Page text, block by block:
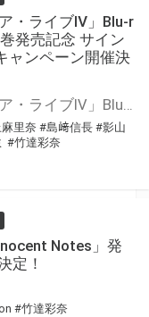
・ライブⅣ」Blu-r
発売記念 サイン
ャンペーン開催決
TVアニメ「デート・ア・ライブⅣ」Blu-ray BOX / DVD BOX の発売を記念して、 「サイン入り台本プレゼントキャンペーン」の開催が決定しました！ 対象店舗にて対象商品をご購入いただいた方の中から抽選でキャストの直筆サイン入り台本をプレゼントいたします！ ぜひご応募ください♪
里奈 #島﨑信長 #影山
#竹達彩奈
Notes」発
定！
#竹達彩奈